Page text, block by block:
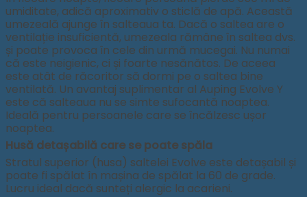
umiditate, adică aproximativ o sticlă de apă. Această
umezeală ajunge în salteaua ta. Dacă o saltea are o
ventilație insuficientă, umezeala rămâne în saltea dvs.
și poate provoca în cele din urmă mucegai. Nu numai
că este neigienic, ci și foarte nesănătos. De aceea
este atât de răcoritor să dormi pe o saltea bine
ventilată. Un avantaj suplimentar al Auping Evolve Y
este că salteaua nu se simte sufocantă noaptea.
Ideală pentru persoanele care se încălzesc ușor
noaptea.
Husă detașabilă care se poate spăla
Stratul superior (husa) saltelei Evolve este detașabil și
poate fi spălat în mașina de spălat la 60 de grade.
Lucru ideal dacă sunteți alergic la acarieni.